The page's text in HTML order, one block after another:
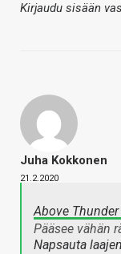
Kirjaudu sisään
Juha Kokkonen
21.2.2020
Above
Pääsee vähän
Napsauta